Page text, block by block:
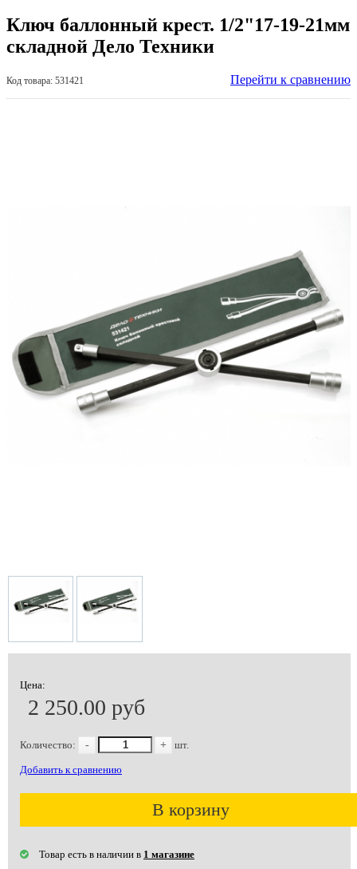
Ключ баллонный крест. 1/2"17-19-21мм
складной Дело Техники
Код товара: 531421 Перейти к сравнению
Цена:
2 250.00 руб
Количество: - + шт.
Добавить к сравнению
В корзину
Товар есть в наличии в 1 магазине